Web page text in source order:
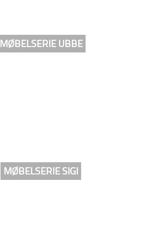
MØBELSERIE UBBE
MØBELSERIE SIGI